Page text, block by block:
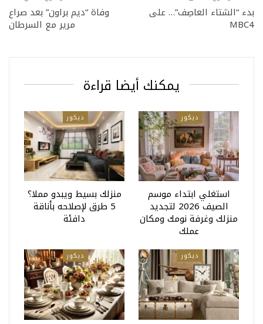
بدء “الشتاء العاصِف”… على
MBC4
وفاة “ديم براون” بعد صراع
مرير مع السرطان
يمكنك أيضا قراءة
ديكور
استغلي ابتداء موسم
الصيف 2026 لتجديد
منزلك وغرفة نومك ومكان
عملك
ديكور
منزلك بسيط ويبدو مملا؟
5 طرق لإصلاحه بأناقة
دافئة
ديكور ديكور